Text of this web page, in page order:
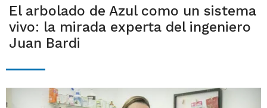
El arbolado de Azul como un sistema
vivo: la mirada experta del ingeniero
Juan Bardi